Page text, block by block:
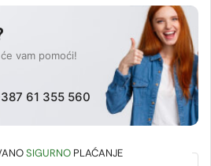
vam pomoći!
61 355 560
SIGURNOPLAĆANJE